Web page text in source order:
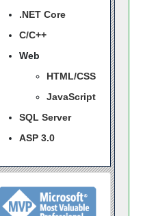
.NET Core
C/C++
Web
HTML/CSS
JavaScript
SQL Server
ASP 3.0